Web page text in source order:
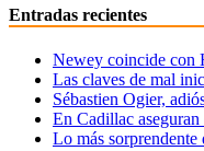
Entradas recientes
Newey coincide con
Las claves de mal
Sébastien Ogier,
En Cadillac aseguran
Lo más